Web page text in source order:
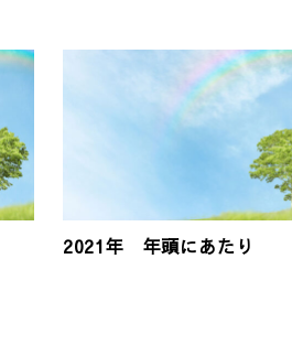
2021年 年頭にあたり